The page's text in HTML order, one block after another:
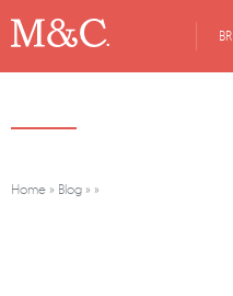
BR
Home » Blog » »